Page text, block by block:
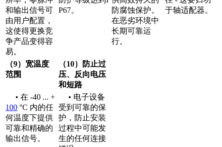
和输出信号可
由用户配置，
这使得更换竞
争产品变得容
易。
P67。
防腐蚀保护。
在恶劣环境中
长期可靠运
行。
于轴适配器。
（9）宽温度
范围
（10）防止过
压、反向电压
和短路
• 在 -40 ... +
100 °C 内的任
何温度下提供
可靠和精确的
输出信号。
• 电子设备
受到可靠的保
护，防止安装
过程中可能发
生的任何连接